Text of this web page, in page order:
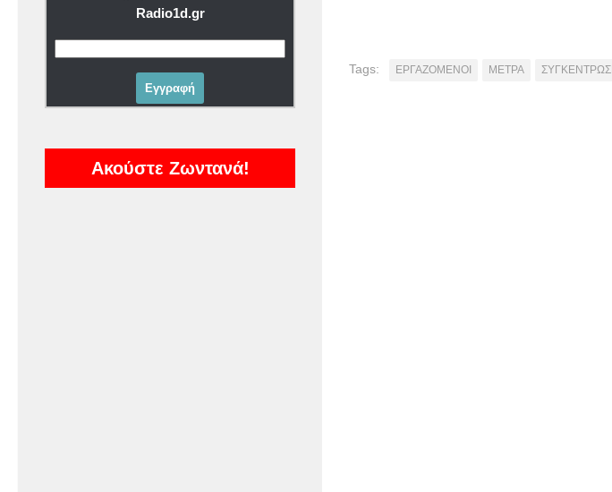
Tags: ΕΡΓΑΖΟΜΕΝΟΙ ΜΕΤΡΑ
Radio1d.gr
Ακούστε Ζωντανά!